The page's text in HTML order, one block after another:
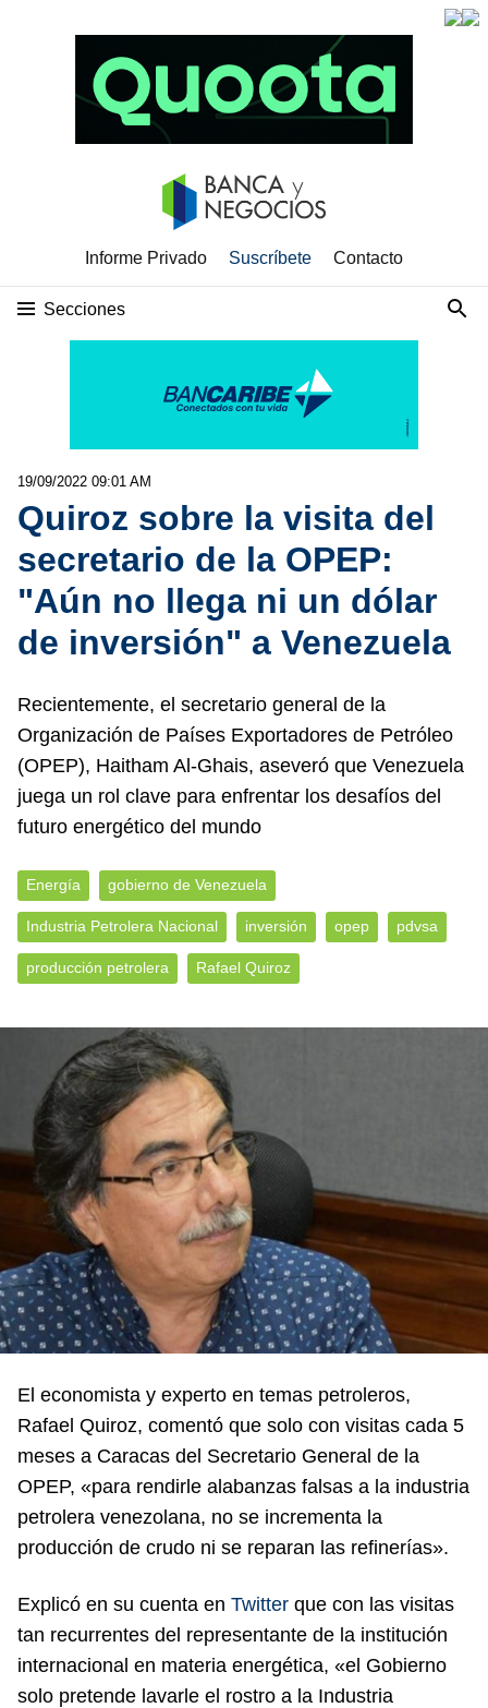
Informe Privado Suscríbete Contacto
Secciones
19/09/2022 09:01 AM
Quiroz sobre la visita del
secretario de la OPEP:
"Aún no llega ni un dólar
de inversión" a Venezuela
Recientemente, el secretario general de la
Organización de Países Exportadores de Petróleo
(OPEP), Haitham Al-Ghais, aseveró que Venezuela
juega un rol clave para enfrentar los desafíos del
futuro energético del mundo
Energía gobierno de Venezuela
Industria Petrolera Nacional inversión opep pdvsa
producción petrolera Rafael Quiroz
El economista y experto en temas petroleros,
Rafael Quiroz, comentó que solo con visitas cada 5
meses a Caracas del Secretario General de la
OPEP, «para rendirle alabanzas falsas a la industria
petrolera venezolana, no se incrementa la
producción de crudo ni se reparan las refinerías».
Explicó en su cuenta en Twitter que con las visitas
tan recurrentes del representante de la institución
internacional en materia energética, «el Gobierno
solo pretende lavarle el rostro a la Industria